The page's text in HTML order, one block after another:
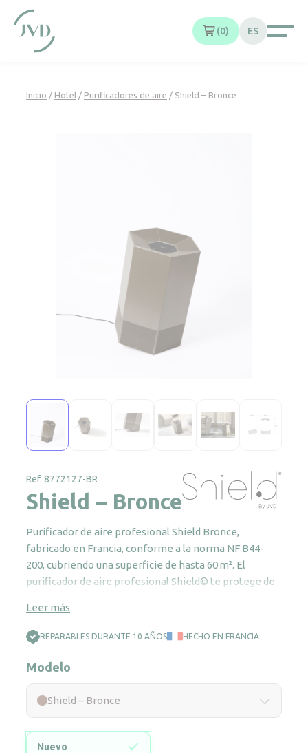
0 ES
Inicio / Hotel / Purificadores de aire / Shield – Bronce
Ref. 8772127-BR
Shield – Bronce
Purificador de aire profesional Shield Bronce,
fabricado en Francia, conforme a la norma NF B44-
200, cubriendo una superficie de hasta 60 m². El
purificador de aire profesional Shield© te protege de
escudo invisible. Los virus, contaminantes, olores y
alérgenos que entran en su zona de acción son
inmediatamente neutralizados y eliminados, creando
a tu alrededor una verdadera burbuja de vida. Con
salud y la de quienes te rodean.
Leer más
REPARABLES DURANTE 10 AÑOS HECHO EN FRANCIA
Modelo
Shield – Bronce
Nuevo
Panel de gestión de cookies